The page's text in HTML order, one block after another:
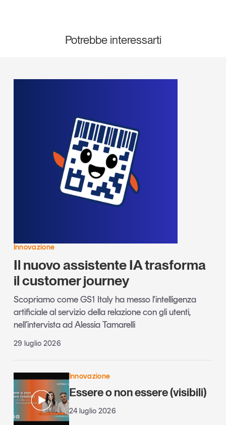
Potrebbe interessarti
Innovazione
Il nuovo assistente IA trasforma
il customer journey
Scopriamo come GS1 Italy ha messo l'intelligenza
artificiale al servizio della relazione con gli utenti,
nell’intervista ad Alessia Tamarelli
29 luglio 2026
Innovazione
Essere o non essere (visibili)
24 luglio 2026